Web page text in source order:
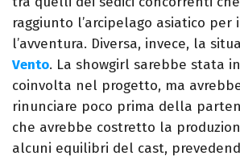
raggiunto l’arcipelago asiatico per
l’avventura. Diversa, invece, la
Vento. La showgirl sarebbe stata
coinvolta nel progetto, ma
rinunciare poco prima della
che avrebbe costretto la
alcuni equilibri del cast,